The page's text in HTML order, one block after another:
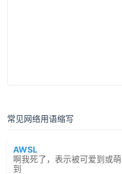
常见网络用语缩写
AWSL
啊我死了，表示被可爱到或萌
到